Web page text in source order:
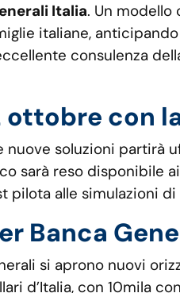
Italia. Un
italiane,
consulenza
ottobre con
nuove soluzioni partirà
sarà reso disponibile
pilota alle simulazioni
Banca
si aprono nuovi
d’Italia, con 10mila